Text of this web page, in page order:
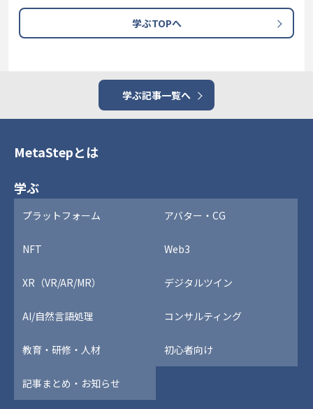
学ぶTOPへ
学ぶ記事一覧へ
MetaStepとは
学ぶ
プラットフォーム アバター・CG
NFT Web3
XR（VR/AR/MR） デジタルツイン
AI/自然言語処理 コンサルティング
教育・研修・人材 初心者向け
記事まとめ・お知らせ